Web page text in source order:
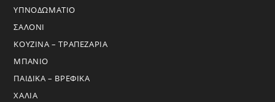
ΥΠΝΟΔΩΜΑΤΙΟ
ΣΑΛΟΝΙ
ΚΟΥΖΙΝΑ – ΤΡΑΠΕΖΑΡΙΑ
ΜΠΑΝΙΟ
ΠΑΙΔΙΚΑ – ΒΡΕΦΙΚΑ
ΧΑΛΙΑ